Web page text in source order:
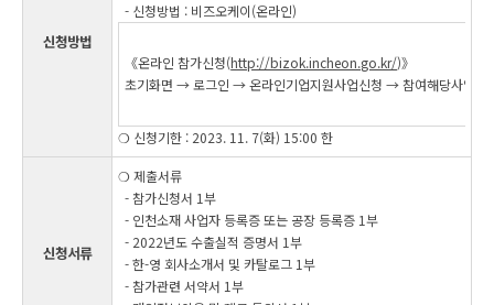
신청방법
- 신청방법 : 비즈오케이(온라인)
《온라인 참가신청(http://bizok.incheon.go.kr/)》
초기화면 → 로그인 → 온라인기업지원사업신청 → 참여해당사업
❍ 신청기한 : 2023. 11. 7(화) 15:00 한
신청서류
❍ 제출서류
- 참가신청서 1부
- 인천소재 사업자 등록증 또는 공장 등록증 1부
- 2022년도 수출실적 증명서 1부
- 한-영 회사소개서 및 카탈로그 1부
- 참가관련 서약서 1부